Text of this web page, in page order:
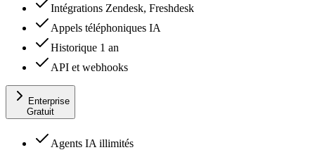
Intégrations Zendesk, Freshdesk
Appels téléphoniques IA
Historique 1 an
API et webhooks
Enterprise
Gratuit
Agents IA illimités